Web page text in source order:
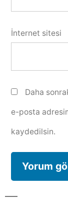
İnternet sitesi
Daha
e-posta
kaydedilsin.